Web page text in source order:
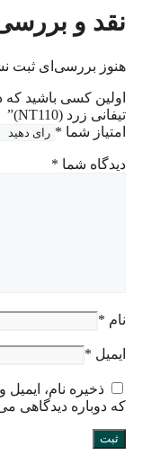
نقد و
هنوز بررسی‌ای ثبت
اولین کسی باشید که
تیفانی زرد (NT110)”
امتیاز شما *
دیدگاه شما *
نام *
ایمیل *
ذخیره نام،
که دوباره دیدگاهی